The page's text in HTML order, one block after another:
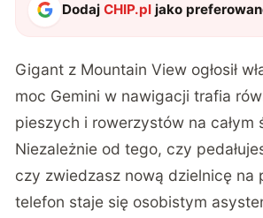
DodajCHIP.pl jako
Gigant z Mountain View ogłosił
moc Gemini w nawigacji trafia
pieszych i rowerzystów na całym
Niezależnie od tego, czy
czy zwiedzasz nową dzielnicę na
telefon staje się osobistym